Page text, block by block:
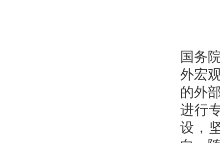
国务
外宏
的外
进行
设，